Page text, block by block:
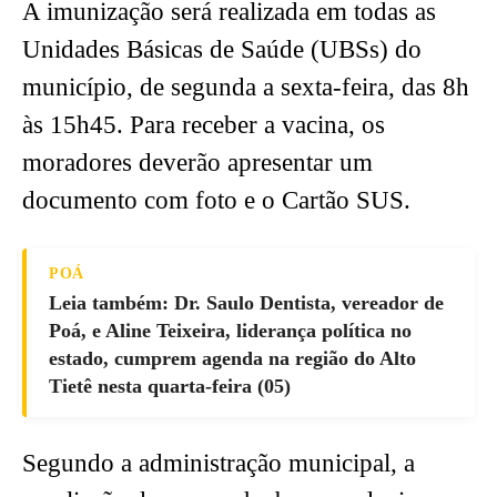
A imunização será realizada em todas as
Unidades Básicas de Saúde (UBSs) do
município, de segunda a sexta-feira, das 8h
às 15h45. Para receber a vacina, os
moradores deverão apresentar um
documento com foto e o Cartão SUS.
POÁ
Leia também: Dr. Saulo Dentista, vereador de
Poá, e Aline Teixeira, liderança política no
estado, cumprem agenda na região do Alto
Tietê nesta quarta-feira (05)
Segundo a administração municipal, a